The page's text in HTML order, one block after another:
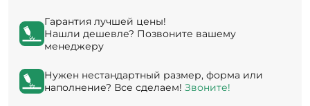
Гарантия лучшей цены!
Нашли дешевле? Позвоните вашему
менеджеру
Нужен нестандартный размер, форма или
наполнение? Все сделаем! Звоните!